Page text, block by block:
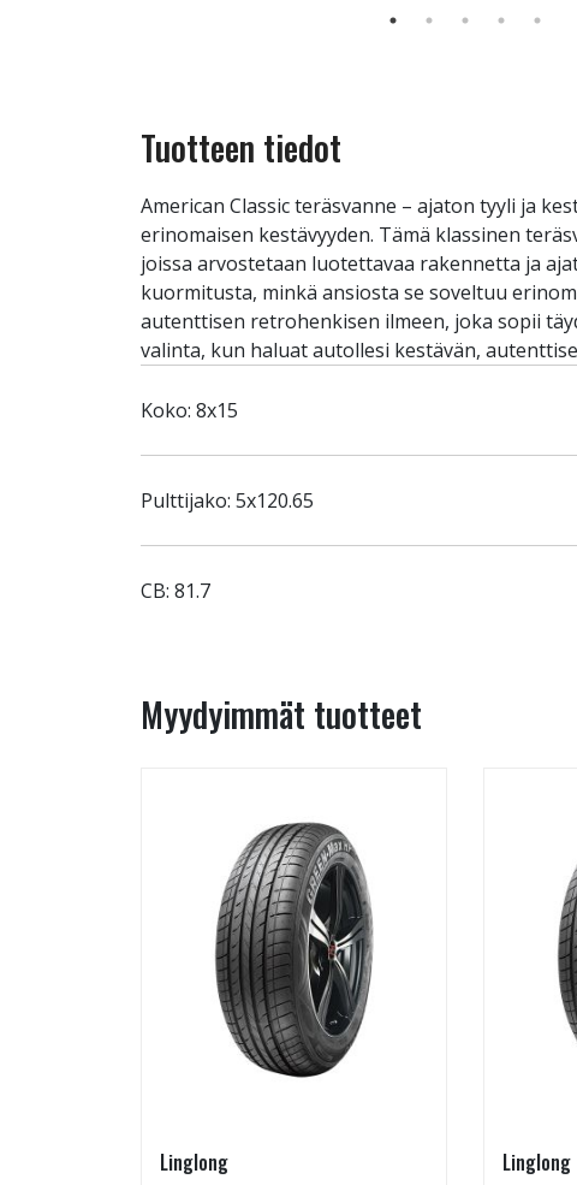
Tuotteen tiedot
American Classic teräsvanne – ajaton tyyli ja
erinomaisen kestävyyden. Tämä klassinen
joissa arvostetaan luotettavaa rakennetta ja
kuormitusta, minkä ansiosta se soveltuu
autenttisen retrohenkisen ilmeen, joka sopii
valinta, kun haluat autollesi kestävän,
Koko: 8x15
Pulttijako: 5x120.65
CB: 81.7
Myydyimmät tuotteet
Linglong Linglong